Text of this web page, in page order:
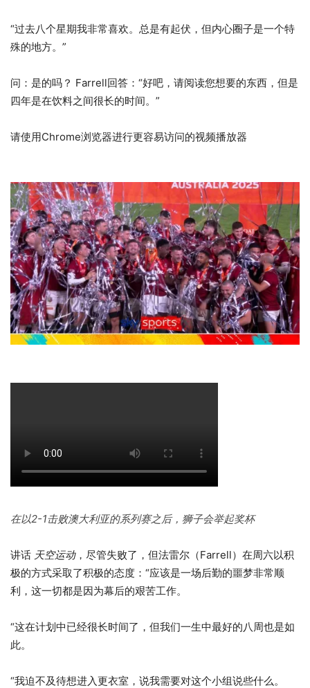
“过去八个星期我非常喜欢。总是有起伏，但内心圈子是一个特
殊的地方。”
问：是的吗？ Farrell回答：“好吧，请阅读您想要的东西，但是
四年是在饮料之间很长的时间。”
请使用Chrome浏览器进行更容易访问的视频播放器
在以2-1击败澳大利亚的系列赛之后，狮子会举起奖杯
讲话 天空运动，尽管失败了，但法雷尔（Farrell）在周六以积
极的方式采取了积极的态度：“应该是一场后勤的噩梦非常顺
利，这一切都是因为幕后的艰苦工作。
“这在计划中已经很长时间了，但我们一生中最好的八周也是如
此。
“我迫不及待想进入更衣室，说我需要对这个小组说些什么。